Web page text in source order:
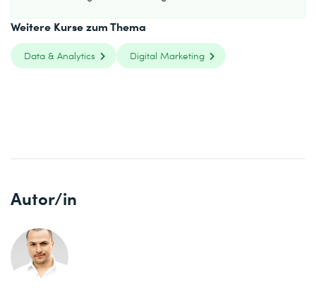
Weitere Kurse zum Thema
Data & Analytics Digital Marketing
Autor/in